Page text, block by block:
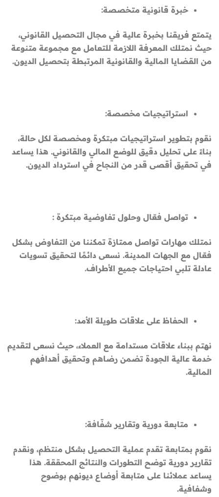
خبرة قانونية متخصصة:
يتمتع فريقنا بخبرة عالية في مجال التحصيل القانوني،
حيث نمتلك المعرفة اللازمة للتعامل مع مجموعة متنوعة
من القضايا المالية والقانونية المرتبطة بتحصيل الديون.
استراتيجيات مخصصة:
نقوم بتطوير استراتيجيات مبتكرة ومخصصة لكل حالة،
بناءً على تحليل دقيق للوضع المالي والقانوني. هذا يساعد
في تحقيق أقصى قدر من النجاح في استرداد الديون.
تواصل فعّال وحلول تفاوضية مبتكرة :
نمتلك مهارات تواصل ممتازة تمكننا من التفاوض بشكل
فعّال مع الجهات المدينة. نسعى دائمًا لتحقيق تسويات
عادلة تلبي احتياجات جميع الأطراف.
الحفاظ على علاقات طويلة الأمد:
نهتم ببناء علاقات مستدامة مع العملاء، حيث نسعى لتقديم
خدمة عالية الجودة تضمن رضاهم وتحقيق أهدافهم
المالية.
متابعة دورية وتقارير شفّافة:
نقوم بمتابعة تقدم عملية التحصيل بشكل منتظم، ونقدم
تقارير دورية توضح التطورات والنتائج المحققة. هذا
يساعد عملائنا على متابعة أوضاع ديونهم بوضوح
وشفافية.